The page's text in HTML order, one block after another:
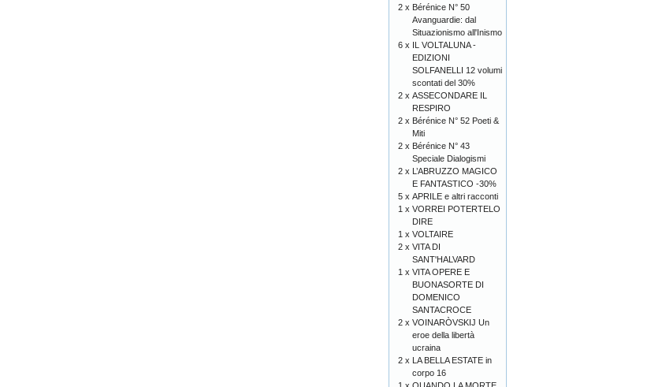
2 x Bérénice N° 50
Avanguardie: dal
Situazionismo all'Inismo
6 x IL VOLTALUNA -
EDIZIONI
SOLFANELLI 12 volumi
scontati del 30%
2 x ASSECONDARE IL
RESPIRO
2 x Bérénice N° 52 Poeti &
Miti
2 x Bérénice N° 43
Speciale Dialogismi
2 x L’ABRUZZO MAGICO
E FANTASTICO -30%
5 x APRILE e altri racconti
1 x VORREI POTERTELO
DIRE
1 x VOLTAIRE
2 x VITA DI
SANT'HALVARD
1 x VITA OPERE E
BUONASORTE DI
DOMENICO
SANTACROCE
2 x VOINARÒVSKIJ Un
eroe della libertà
ucraina
2 x LA BELLA ESTATE in
corpo 16